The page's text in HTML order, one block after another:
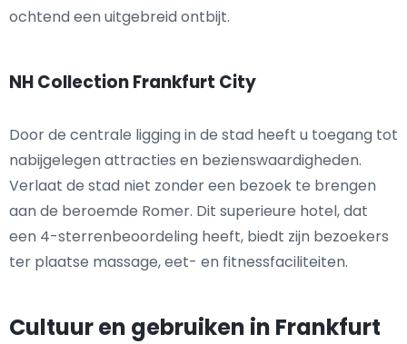
ochtend een uitgebreid ontbijt.
NH Collection Frankfurt City
Door de centrale ligging in de stad heeft u toegang tot
nabijgelegen attracties en bezienswaardigheden.
Verlaat de stad niet zonder een bezoek te brengen
aan de beroemde Romer. Dit superieure hotel, dat
een 4-sterrenbeoordeling heeft, biedt zijn bezoekers
ter plaatse massage, eet- en fitnessfaciliteiten.
Cultuur en gebruiken in Frankfurt